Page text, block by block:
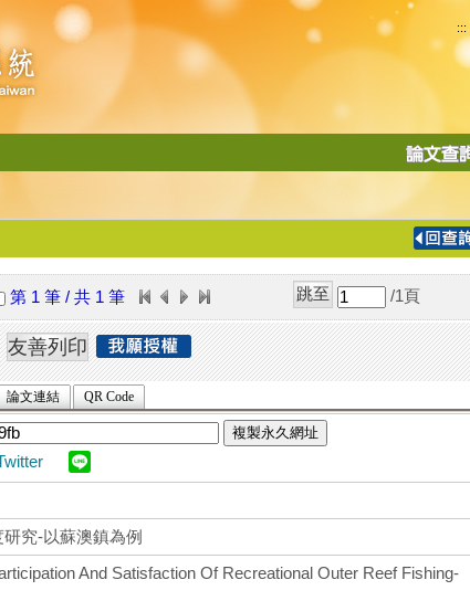
:::
導
第 1 筆 / 共 1 筆 /1 頁
論文連結 QR Code
複製永久網址
究-以蘇澳鎮為例
And Satisfaction Of Recreational Outer Reef Fishing-